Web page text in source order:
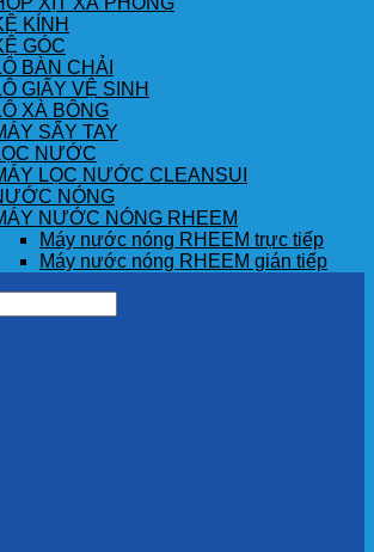
KÍNH
GÓC
BÀN CHẢI
GIẤY VỆ SINH
XÀ BÔNG
SẤY TAY
NƯỚC
LỌC NƯỚC CLEANSUI
NÓNG
NƯỚC NÓNG RHEEM
Máy nước nóng RHEEM trực tiếp
Máy nước nóng RHEEM gián tiếp